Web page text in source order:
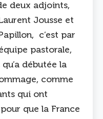
deux adjoints,
Jousse et
c’est par
pastorale,
débutée la
comme
qui ont
que la France